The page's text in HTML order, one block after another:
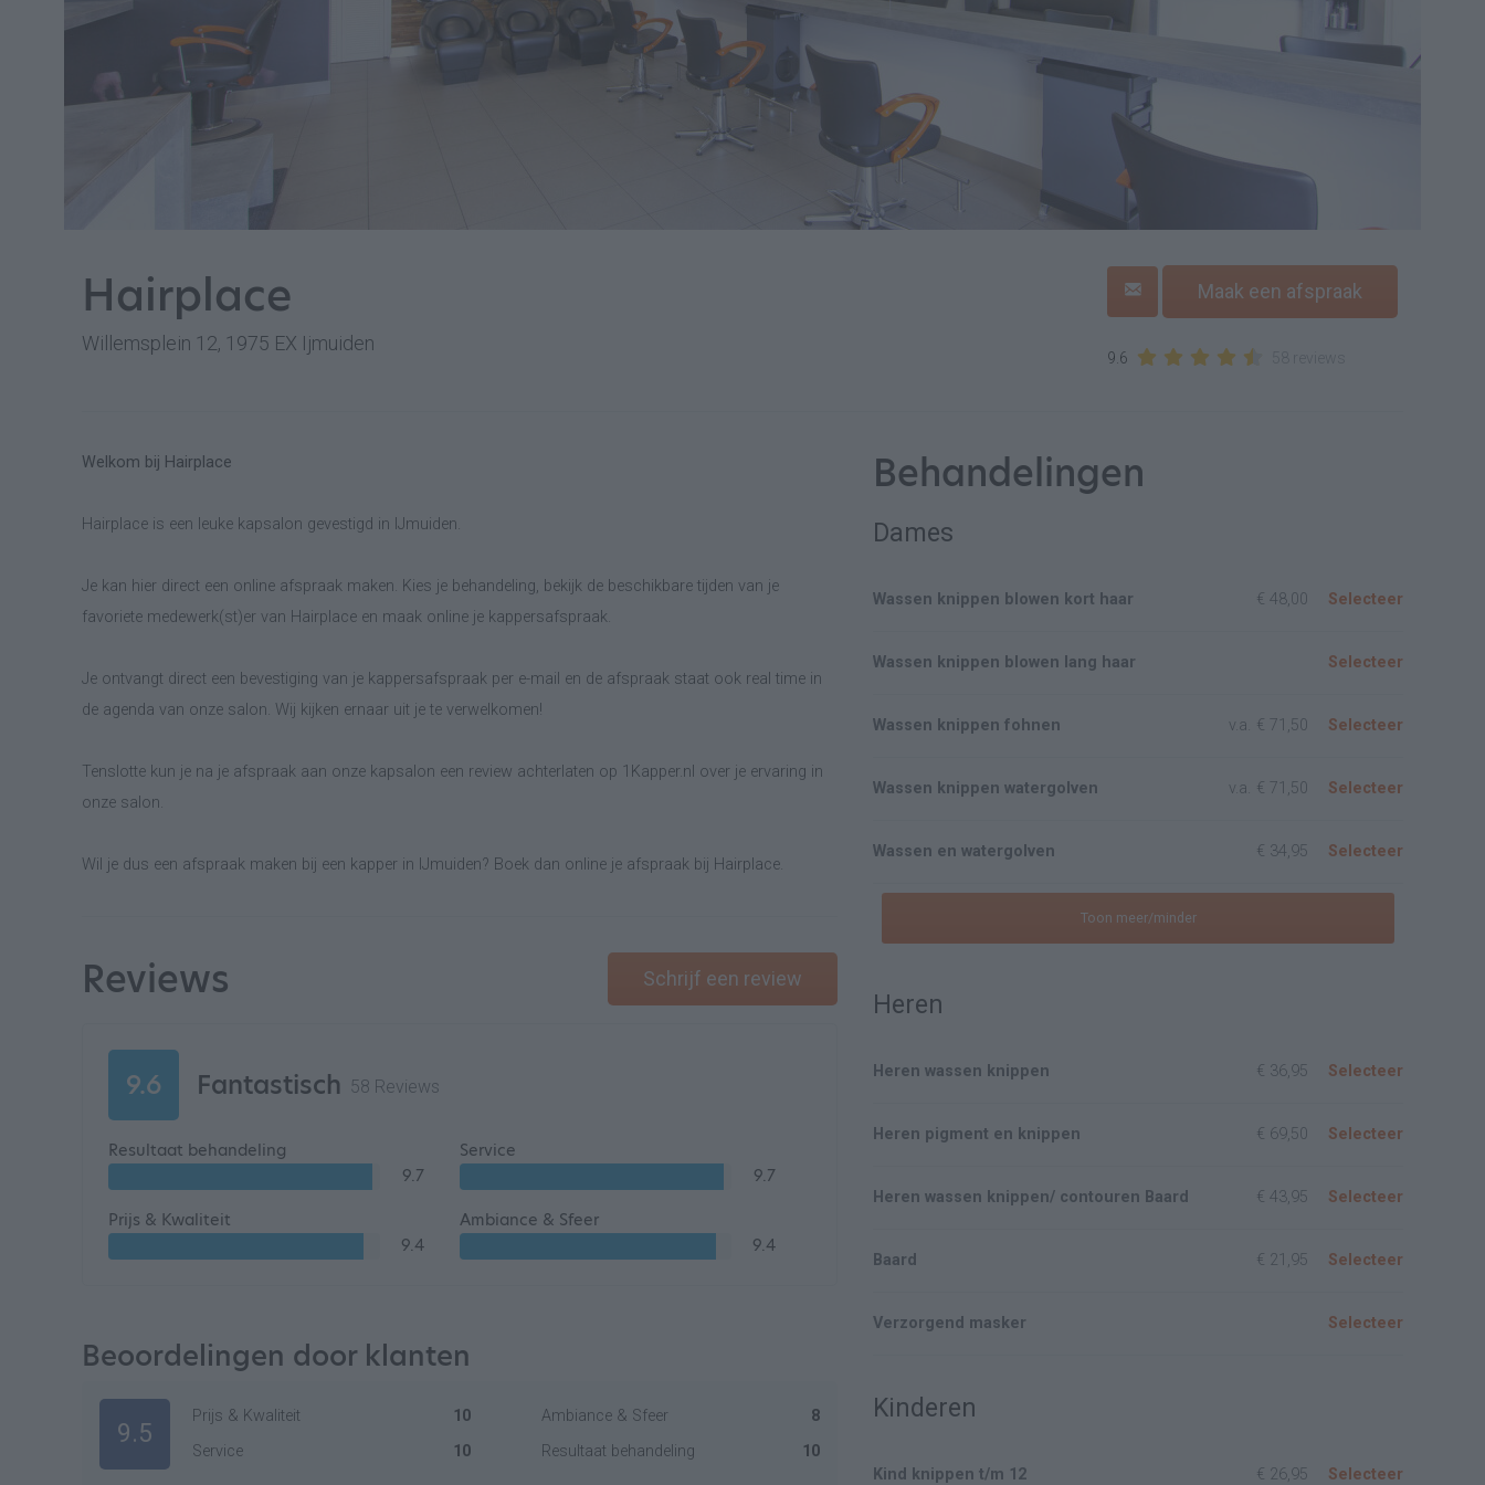
Hairplace
Willemsplein 12, 1975 EX Ijmuiden
Maak een afspraak
9.6
Welkom bij Hairplace
Hairplace is een leuke kapsalon gevestigd in IJmuiden.
Je kan hier direct een online afspraak maken. Kies je behandeling, bekijk de beschikbare tijden van je
favoriete medewerk(st)er van Hairplace en maak online je kappersafspraak.
Je ontvangt direct een bevestiging van je kappersafspraak per e-mail en de afspraak staat ook real time in
de agenda van onze salon. Wij kijken ernaar uit je te verwelkomen!
Tenslotte kun je na je afspraak aan onze kapsalon een review achterlaten op 1Kapper.nl over je ervaring in
onze salon.
Wil je dus een afspraak maken bij een kapper in IJmuiden? Boek dan online je afspraak bij Hairplace.
Reviews Schrijf een review
9.6 Fantastisch 58 Reviews
Resultaat behandeling
9.7
Service
9.7
Prijs & Kwaliteit
9.4
Ambiance & Sfeer
9.4
Beoordelingen door klanten
9.5
Prijs & Kwaliteit 10 Ambiance & Sfeer
8
Service
10 Resultaat behandeling 10
Behandelingen
Dames
Wassen knippen blowen kort haar € 48,00 Selecteer
Wassen knippen blowen lang haar Selecteer
Wassen knippen fohnen v.a. € 71,50 Selecteer
Wassen knippen watergolven v.a. € 71,50 Selecteer
Wassen en watergolven € 34,95 Selecteer
Toon meer/minder
Heren
Heren wassen knippen € 36,95 Selecteer
Heren pigment en knippen € 69,50 Selecteer
Heren wassen knippen/ contouren Baard € 43,95 Selecteer
Baard € 21,95 Selecteer
Verzorgend masker Selecteer
Kinderen
Kind knippen t/m 12 € 26,95 Selecteer